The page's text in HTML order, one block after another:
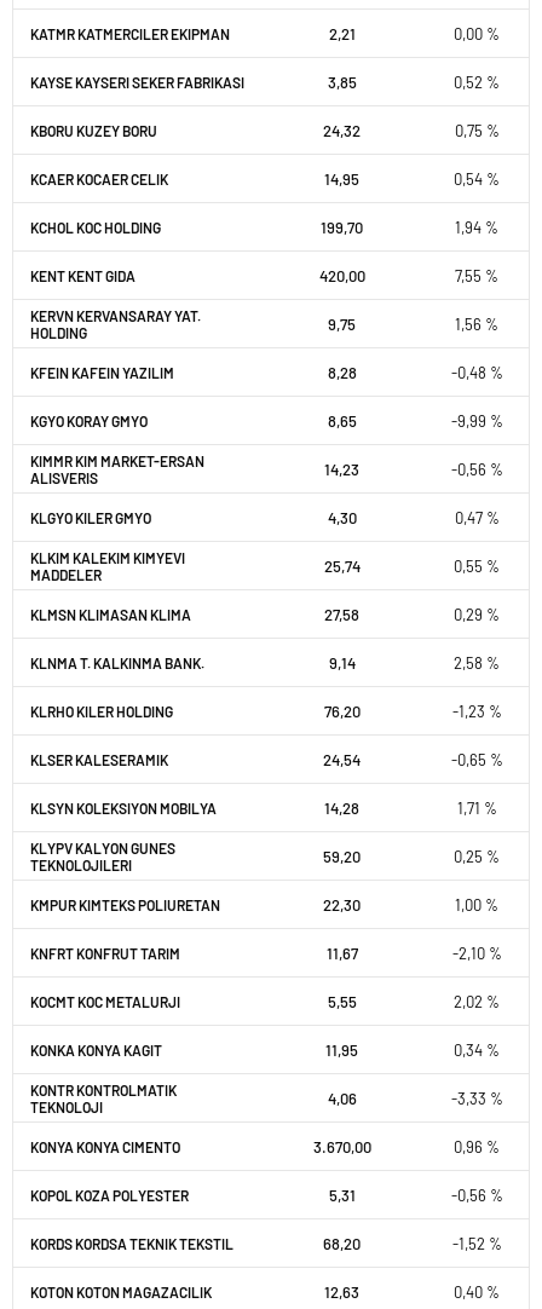
KATMR KATMERCILER EKIPMAN 2,21 0,00 %
KAYSE KAYSERI SEKER FABRIKASI 3,85 0,52 %
KBORU KUZEY BORU 24,32 0,75 %
KCAER KOCAER CELIK 14,95 0,54 %
KCHOL KOC HOLDING 199,70 1,94 %
KENT KENT GIDA 420,00 7,55 %
KERVN KERVANSARAY YAT.
HOLDING
9,75 1,56 %
KFEIN KAFEIN YAZILIM 8,28 -0,48 %
KGYO KORAY GMYO 8,65 -9,99 %
KIMMR KIM MARKET-ERSAN
ALISVERIS
14,23 -0,56 %
KLGYO KILER GMYO 4,30 0,47 %
KLKIM KALEKIM KIMYEVI
MADDELER
25,74 0,55 %
KLMSN KLIMASAN KLIMA 27,58 0,29 %
KLNMA T. KALKINMA BANK. 9,14 2,58 %
KLRHO KILER HOLDING 76,20 -1,23 %
KLSER KALESERAMIK 24,54 -0,65 %
KLSYN KOLEKSIYON MOBILYA 14,28 1,71 %
KLYPV KALYON GUNES
TEKNOLOJILERI
59,20 0,25 %
KMPUR KIMTEKS POLIURETAN 22,30 1,00 %
KNFRT KONFRUT TARIM 11,67 -2,10 %
KOCMT KOC METALURJI 5,55 2,02 %
KONKA KONYA KAGIT 11,95 0,34 %
KONTR KONTROLMATIK
TEKNOLOJI
4,06 -3,33 %
KONYA KONYA CIMENTO 3.670,00 0,96 %
KOPOL KOZA POLYESTER 5,31 -0,56 %
KORDS KORDSA TEKNIK TEKSTIL 68,20 -1,52 %
KOTON KOTON MAGAZACILIK 12,63 0,40 %